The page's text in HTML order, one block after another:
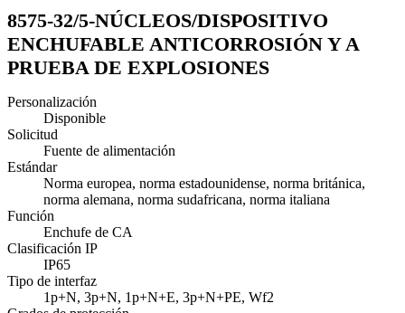
8575-32/5-NÚCLEOS/DISPOSITIVO
ENCHUFABLE ANTICORROSIÓN Y A
PRUEBA DE EXPLOSIONES
Personalización
Disponible
Solicitud
Fuente de alimentación
Estándar
Norma europea, norma estadounidense, norma británica,
norma alemana, norma sudafricana, norma italiana
Función
Enchufe de CA
Clasificación IP
IP65
Tipo de interfaz
1p+N, 3p+N, 1p+N+E, 3p+N+PE, Wf2